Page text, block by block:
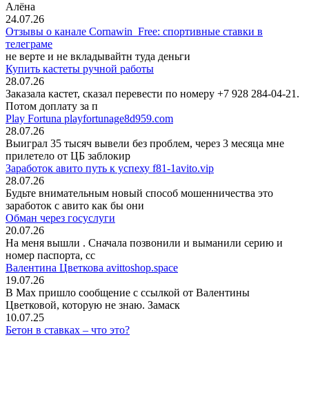
Алёна
24.07.26
Отзывы о канале Cornawin_Free: спортивные ставки в
телеграме
не верте и не вкладывайтн туда деньги
Купить кастеты ручной работы
28.07.26
Заказала кастет, сказал перевести по номеру +7 928 284-04-21.
Потом доплату за п
Play Fortuna playfortunage8d959.com
28.07.26
Выиграл 35 тысяч вывели без проблем, через 3 месяца мне
прилетело от ЦБ заблокир
Заработок авито путь к успеху f81-1avito.vip
28.07.26
Будьте внимательным новый способ мошенничества это
заработок с авито как бы они
Обман через госуслуги
20.07.26
На меня вышли . Сначала позвонили и выманили серию и
номер паспорта, сс
Валентина Цветкова avittoshop.space
19.07.26
В Мах пришло сообщение с ссылкой от Валентины
Цветковой, которую не знаю. Замаск
10.07.25
Бетон в ставках – что это?